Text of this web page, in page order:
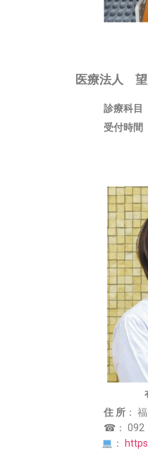
医療法人 望
診療科目
受付時間
住 所 ：
☎： 092
：